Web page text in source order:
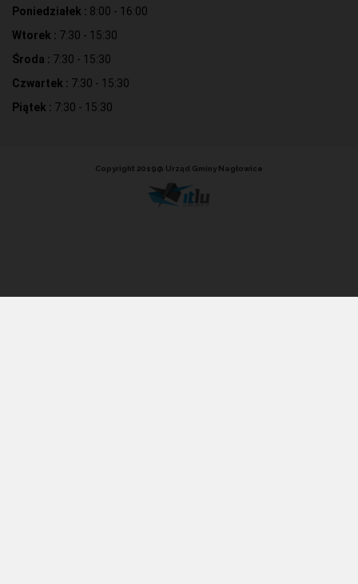
Poniedziałek : 8:00 - 16:00
Wtorek : 7:30 - 15:30
Środa : 7:30 - 15:30
Czwartek : 7:30 - 15:30
Piątek : 7:30 - 15:30
Copyright 2019@ Urząd Gminy Nagłowice